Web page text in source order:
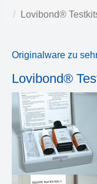
Lovibond®
Originalware zu
Lovibond®